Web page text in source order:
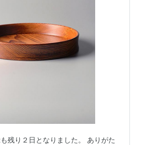
残り２日となりました。 ありがた